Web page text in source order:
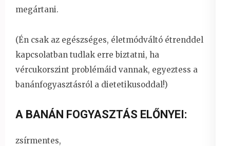
megártani.
(Én csak az egészséges, életmódváltó étrenddel
kapcsolatban tudlak erre biztatni, ha
vércukorszint problémáid vannak, egyeztess a
banánfogyasztásról a dietetikusoddal!)
A BANÁN FOGYASZTÁS ELŐNYEI:
zsírmentes,